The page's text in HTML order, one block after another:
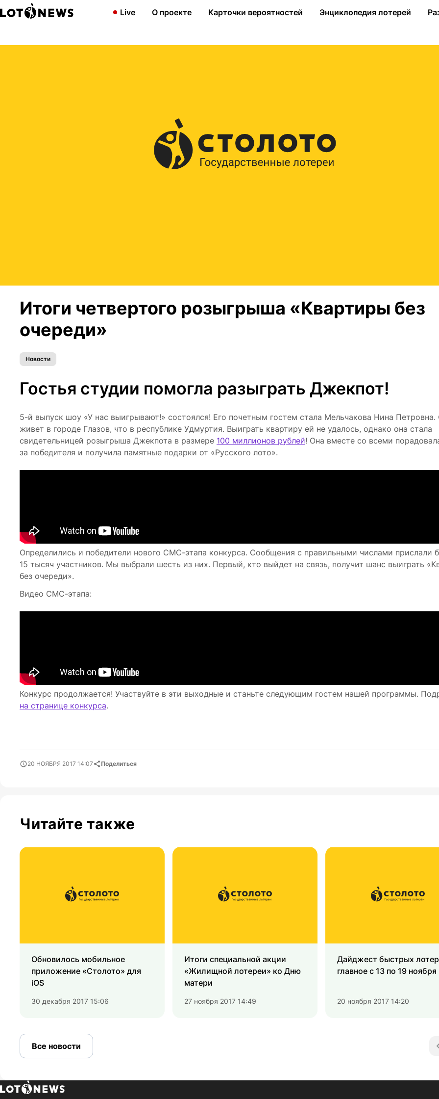
Live О проекте Карточки вероятностей Энциклопедия лотерей
Итоги четвертого розыгрыша «Квартиры без
очереди»
Новости
Гостья студии помогла разыграть Джекпот!
5-й выпуск шоу «У нас выигрывают!» состоялся! Его почетным гостем стала Мельчакова Нина Петровна.
живет в городе Глазов, что в республике Удмуртия. Выиграть квартиру ей не удалось, однако она стала
свидетельницей розыгрыша Джекпота в размере 100 миллионов рублей! Она вместе со всеми
за победителя и получила памятные подарки от «Русского лото».
Определились и победители нового СМС-этапа конкурса. Сообщения с правильными числами прислали
15 тысяч участников. Мы выбрали шесть из них. Первый, кто выйдет на связь, получит шанс выиграть
без очереди».
Видео СМС-этапа:
Конкурс продолжается! Участвуйте в эти выходные и станьте следующим гостем нашей программы.
на странице конкурса.
20 НОЯБРЯ 2017 14:07 Поделиться
Читайте также
Обновилось мобильное
приложение «Столото» для
iOS
30 декабря 2017 15:06
Итоги специальной акции
«Жилищной лотереи» ко Дню
матери
27 ноября 2017 14:49
Дайджест быстрых
главное с 13 по 19 ноября
20 ноября 2017 14:20
Все новости